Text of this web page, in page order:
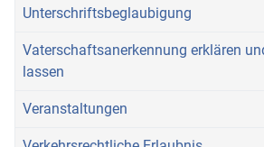
Unterschriftsbeglaubigung
Vaterschaftsanerkennung erklären
lassen
Veranstaltungen